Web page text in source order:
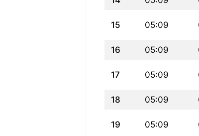
15 05:09
16 05:09
17 05:09
18 05:09
19 05:09